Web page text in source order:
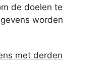
de doelen te
worden
met derden